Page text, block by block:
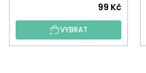
hodnocení
produktu
je
99 Kč
VYBRAT